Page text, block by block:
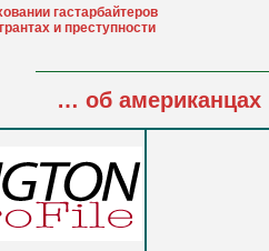
гастарбайтеров
и преступности
… об